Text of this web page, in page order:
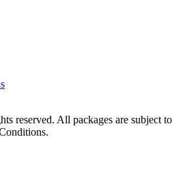
reserved. All packages are subject to